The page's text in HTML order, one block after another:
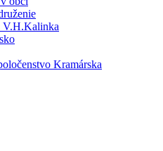
V.H.Kalinka
Kramárska